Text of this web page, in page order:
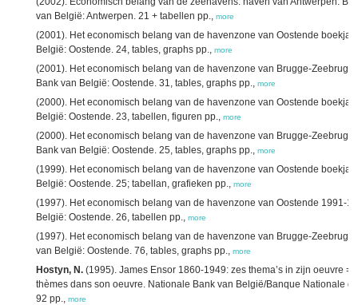
van België: Antwerpen. 21 + tabellen pp., more
(2001). Het economisch belang van de havenzone van Oostende
België: Oostende. 24, tables, graphs pp., more
(2001). Het economisch belang van de havenzone van Brugge-
Bank van België: Oostende. 31, tables, graphs pp., more
(2000). Het economisch belang van de havenzone van Oostende
België: Oostende. 23, tabellen, figuren pp., more
(2000). Het economisch belang van de havenzone van Brugge-
Bank van België: Oostende. 25, tables, graphs pp., more
(1999). Het economisch belang van de havenzone van Oostende
België: Oostende. 25; tabellan, grafieken pp., more
(1997). Het economisch belang van de havenzone van Oostende 1991-
België: Oostende. 26, tabellen pp., more
(1997). Het economisch belang van de havenzone van Brugge-
van België: Oostende. 76, tables, graphs pp., more
Hostyn, N. (1995). James Ensor 1860-1949: zes thema’s in zijn oeuvre =
thèmes dans son oeuvre. Nationale Bank van België/Banque Nationale
92 pp., more